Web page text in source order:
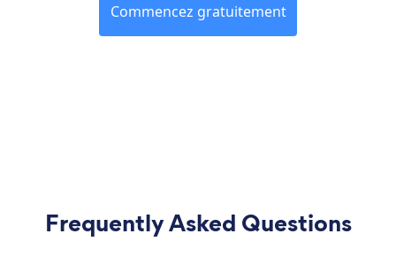
Commencez gratuitement
Frequently Asked Questions